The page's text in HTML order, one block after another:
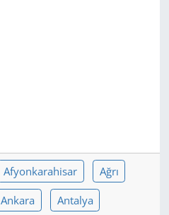
Afyonkarahisar Ağrı
Ankara Antalya